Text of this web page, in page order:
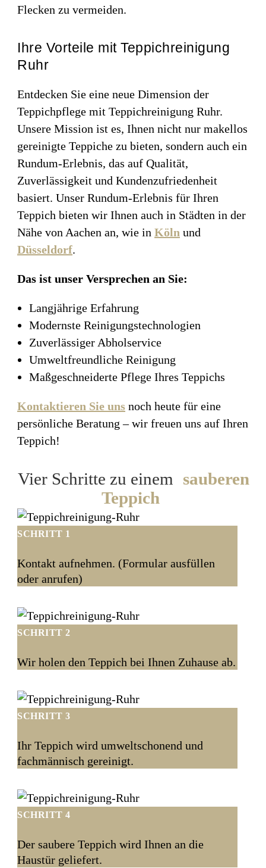
Flecken zu vermeiden.
Ihre Vorteile mit Teppichreinigung
Ruhr
Entdecken Sie eine neue Dimension der
Teppichpflege mit Teppichreinigung Ruhr.
Unsere Mission ist es, Ihnen nicht nur makellos
gereinigte Teppiche zu bieten, sondern auch ein
Rundum-Erlebnis, das auf Qualität,
Zuverlässigkeit und Kundenzufriedenheit
basiert. Unser Rundum-Erlebnis für Ihren
Teppich bieten wir Ihnen auch in Städten in der
Nähe von Aachen an, wie in Köln und
Düsseldorf.
Das ist unser Versprechen an Sie:
Langjährige Erfahrung
Modernste Reinigungstechnologien
Zuverlässiger Abholservice
Umweltfreundliche Reinigung
Maßgeschneiderte Pflege Ihres Teppichs
Kontaktieren Sie uns noch heute für eine
persönliche Beratung – wir freuen uns auf Ihren
Teppich!
Vier Schritte zu einem sauberen
Teppich
SCHRITT 1
Kontakt aufnehmen. (Formular ausfüllen
oder anrufen)
SCHRITT 2
Wir holen den Teppich bei Ihnen Zuhause ab.
SCHRITT 3
Ihr Teppich wird umweltschonend und
fachmännisch gereinigt.
SCHRITT 4
Der saubere Teppich wird Ihnen an die
Haustür geliefert.